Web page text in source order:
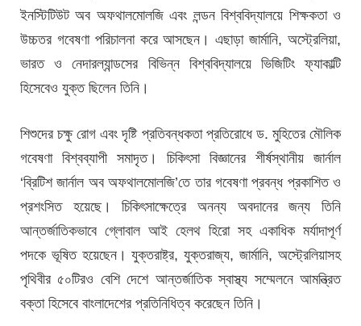
ইনস্টিটিউট অব অফথালমোলজি এবং লন্ডন বিশ্ববিদ্যালয়ে শিক্ষকতা ও
উচ্চতর গবেষণা পরিচালনা করে আসছেন। এছাড়া জার্মানি, অস্ট্রেলিয়া,
ভারত ও নেদারল্যান্ডসের বিভিন্ন বিশ্ববিদ্যালয়ে ভিজিটিং ফ্যাকাল্টি
হিসেবেও যুক্ত ছিলেন তিনি।
শিশুদের চক্ষু রোগ এবং দৃষ্টি প্রতিবন্ধকতা প্রতিরোধে ড. মুহিতের মৌলিক
গবেষণা বিশ্বব্যাপী সমাদৃত। চিকিৎসা বিজ্ঞানের শীর্ষস্থানীয় জার্নাল
‘ব্রিটিশ জার্নাল অব অফথালমোলজি’তে তার গবেষণা প্রবন্ধ প্রকাশিত ও
প্রশংসিত হয়েছে। চিকিৎসাক্ষেত্রে অনন্য অবদানের জন্য তিনি
আন্তর্জাতিকভাবে গ্লোবাল আই হেলথ হিরো সহ একাধিক মর্যাদাপূর্ণ
পদকে ভূষিত হয়েছেন। যুক্তরাষ্ট্র, যুক্তরাজ্য, জার্মানি, অস্ট্রেলিয়াসহ
পৃথিবীর ৫০টিরও বেশি দেশে আন্তর্জাতিক স্বাস্থ্য সম্মেলনে আমন্ত্রিত
বক্তা হিসেবে বাংলাদেশের প্রতিনিধিত্ব করেছেন তিনি।